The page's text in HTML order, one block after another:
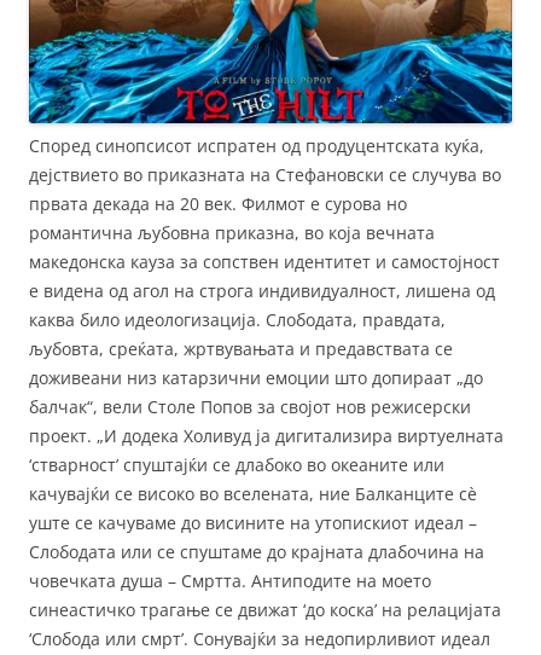
Според синопсисот испратен од продуцентската куќа,
дејствието во приказната на Стефановски се случува во
првата декада на 20 век. Филмот е сурова но
романтична љубовна приказна, во која вечната
македонска кауза за сопствен идентитет и самостојност
е видена од агол на строга индивидуалност, лишена од
каква било идеологизација. Слободата, правдата,
љубовта, среќата, жртвувањата и предавствата се
доживеани низ катарзични емоции што допираат „до
балчак“, вели Столе Попов за својот нов режисерски
проект. „И додека Холивуд ја дигитализира виртуелната
‘стварност’ спуштајќи се длабоко во океаните или
качувајќи се високо во вселената, ние Балканците сè
уште се качуваме до висините на утопискиот идеал –
Слободата или се спуштаме до крајната длабочина на
човечката душа – Смртта. Антиподите на моето
синеастичко трагање се движат ‘до коска’ на релацијата
‘Слобода или смрт’. Сонувајќи за недопирливиот идеал